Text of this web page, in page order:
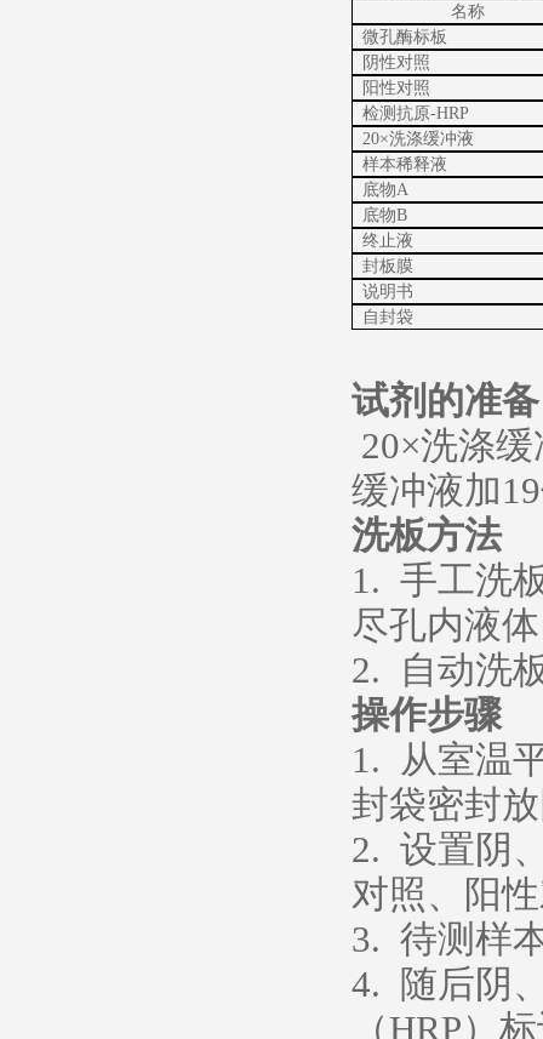
名称
微孔酶标板
阴性对照
阳性对照
检测抗原-HRP
20×洗涤缓冲液
样本稀释液
底物A
底物B
终止液
封板膜
说明书
自封袋
试剂的准备
20×洗涤
缓冲液加
洗板方法
1. 手工洗
尽孔内液
2. 自动洗
操作步骤
1. 从室温
封袋密封
2. 设置阴
对照、阳
3. 待测样
4. 随后阴
（HRP）